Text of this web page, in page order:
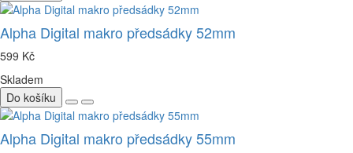
Alpha Digital makro předsádky 52mm
599 Kč
Skladem
Do košíku
Alpha Digital makro předsádky 55mm